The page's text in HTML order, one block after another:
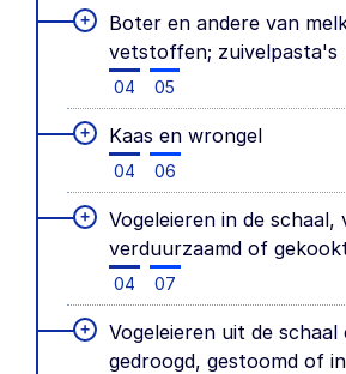
+
Boter en andere van
vetstoffen; zuivelpasta's
04 05
+ Kaas en wrongel
04 06
+
Vogeleieren in de schaal,
verduurzaamd of
04 07
+
Vogeleieren uit de schaal
gedroogd, gestoomd of